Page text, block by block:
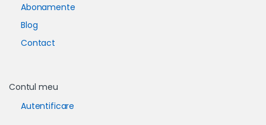
Abonamente
Blog
Contact
Contul meu
Autentificare